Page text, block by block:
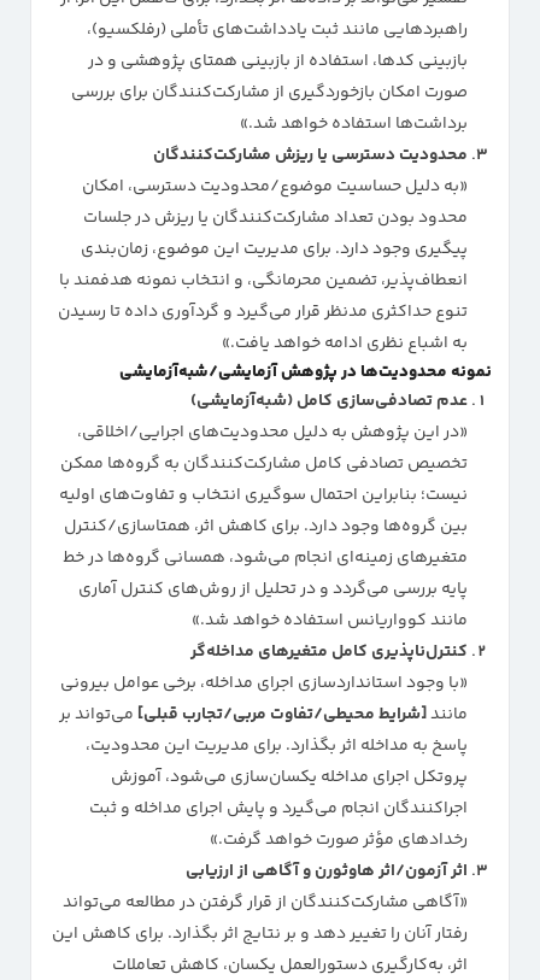
راهبردهایی مانند ثبت یادداشت‌های تأملی (رفلکسیو)،
بازبینی کدها، استفاده از بازبینی همتای پژوهشی و در
صورت امکان بازخوردگیری از مشارکت‌کنندگان برای بررسی
برداشت‌ها استفاده خواهد شد.»
محدودیت دسترسی یا ریزش مشارکت‌کنندگان
«به دلیل حساسیت موضوع/محدودیت دسترسی، امکان
محدود بودن تعداد مشارکت‌کنندگان یا ریزش در جلسات
پیگیری وجود دارد. برای مدیریت این موضوع، زمان‌بندی
انعطاف‌پذیر، تضمین محرمانگی، و انتخاب نمونه هدفمند با
تنوع حداکثری مدنظر قرار می‌گیرد و گردآوری داده تا رسیدن
به اشباع نظری ادامه خواهد یافت.»
نمونه محدودیت‌ها در پژوهش آزمایشی/شبه‌آزمایشی
عدم تصادفی‌سازی کامل (شبه‌آزمایشی)
«در این پژوهش به دلیل محدودیت‌های اجرایی/اخلاقی،
تخصیص تصادفی کامل مشارکت‌کنندگان به گروه‌ها ممکن
نیست؛ بنابراین احتمال سوگیری انتخاب و تفاوت‌های اولیه
بین گروه‌ها وجود دارد. برای کاهش اثر، همتاسازی/کنترل
متغیرهای زمینه‌ای انجام می‌شود، همسانی گروه‌ها در خط
پایه بررسی می‌گردد و در تحلیل از روش‌های کنترل آماری
مانند کوواریانس استفاده خواهد شد.»
کنترل‌ناپذیری کامل متغیرهای مداخله‌گر
«با وجود استانداردسازی اجرای مداخله، برخی عوامل بیرونی
مانند[شرایط محیطی/تفاوت مربی/تجارب قبلی] می‌تواند بر
پاسخ به مداخله اثر بگذارد. برای مدیریت این محدودیت،
پروتکل اجرای مداخله یکسان‌سازی می‌شود، آموزش
اجراکنندگان انجام می‌گیرد و پایش اجرای مداخله و ثبت
رخدادهای مؤثر صورت خواهد گرفت.»
اثر آزمون/اثر هاوثورن و آگاهی از ارزیابی
«آگاهی مشارکت‌کنندگان از قرار گرفتن در مطالعه می‌تواند
رفتار آنان را تغییر دهد و بر نتایج اثر بگذارد. برای کاهش این
اثر، به‌کارگیری دستورالعمل یکسان، کاهش تعاملات